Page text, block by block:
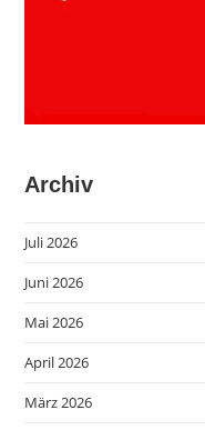
Archiv
Juli 2026
Juni 2026
Mai 2026
April 2026
März 2026